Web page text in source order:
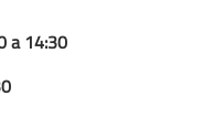
a 14:30